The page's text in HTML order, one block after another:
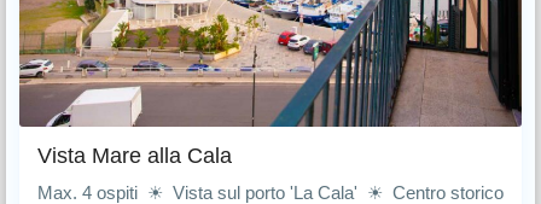
Vista Mare alla Cala
Max. 4 ospiti ☀ Vista sul porto 'La Cala' ☀ Centro storico